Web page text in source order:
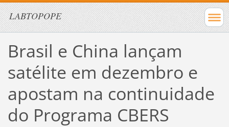
LABTOPOPE
Brasil e China lançam
satélite em dezembro e
apostam na continuidade
do Programa CBERS